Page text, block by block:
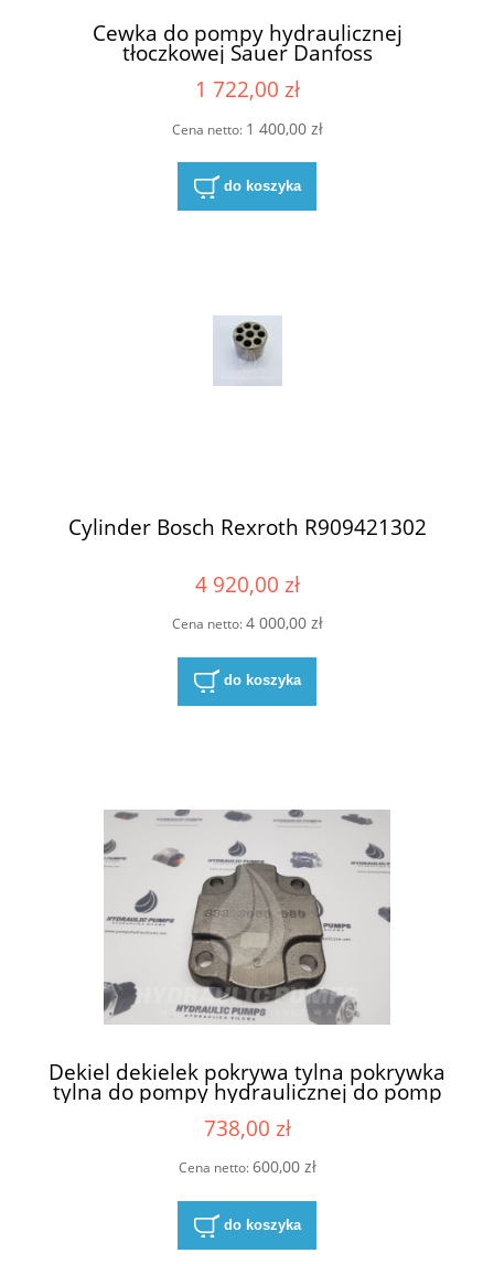
Cewka do pompy hydraulicznej
tłoczkowej Sauer Danfoss
TMP089NFPE24RMNF5N0
1 722,00 zł
Cena netto: 1 400,00 zł
do koszyka
Cylinder Bosch Rexroth R909421302
4 920,00 zł
Cena netto:4 000,00 zł
do koszyka
Dekiel dekielek pokrywa tylna pokrywka
tylna do pompy hydraulicznej do pomp
hydraulicznych Parker 3339110327
P17XA193BE**25-96 333 3000 000
738,00 zł
Cena netto:600,00 zł
do koszyka